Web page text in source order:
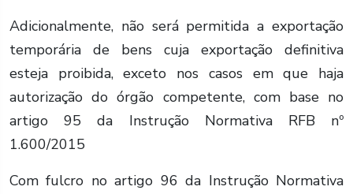
Adicionalmente, não será permitida a exportação
temporária de bens cuja exportação definitiva
esteja proibida, exceto nos casos em que haja
autorização do órgão competente, com base no
artigo 95 da Instrução Normativa RFB nº
1.600/2015
Com fulcro no artigo 96 da Instrução Normativa